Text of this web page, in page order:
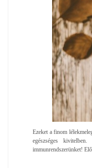
Ezeket a finom
egészséges
immunrendszerünket!